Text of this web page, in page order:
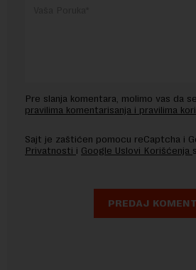
Pre slanja komentara, molimo vas da
pravilima komentarisanja i pravilima
Sajt je zaštićen pomocu reCaptcha i
Privatnosti i Google Uslovi Korišćenja